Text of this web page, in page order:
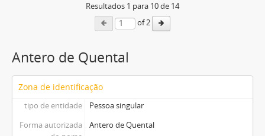
Resultados 1 para 10de 14
of 2
Antero de Quental
Zona de identificação
tipo de entidade
Pessoa singular
Forma autorizada
Antero de Quental